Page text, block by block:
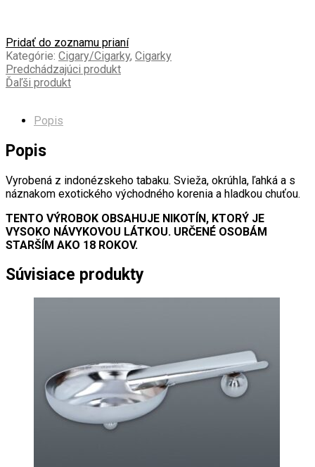
Pridať do zoznamu prianí
Kategórie: Cigary/Cigarky, Cigarky
Predchádzajúci produkt
Ďaľši produkt
Popis
Popis
Vyrobená z indonézskeho tabaku. Svieža, okrúhla, ľahká a s
náznakom exotického východného korenia a hladkou chuťou.
TENTO VÝROBOK OBSAHUJE NIKOTÍN, KTORÝ JE
VYSOKO NÁVYKOVOU LÁTKOU. URČENÉ OSOBÁM
STARŠÍM AKO 18 ROKOV.
Súvisiace produkty